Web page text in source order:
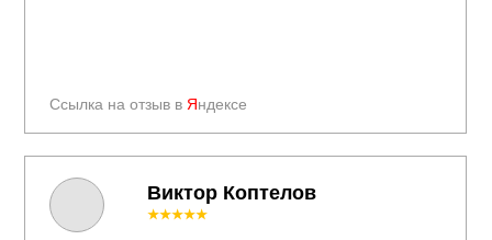
Ссылка на отзыв в Яндексе
★★★★★
Виктор Коптелов